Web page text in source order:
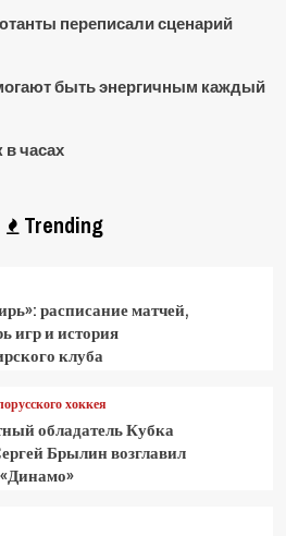
переписали сценарий
быть энергичным каждый
часах
Trending
расписание матчей,
игр и история
клуба
хоккея
обладатель Кубка
Брылин возглавил